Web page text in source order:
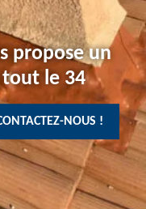
propose un
le 34
NOUS !